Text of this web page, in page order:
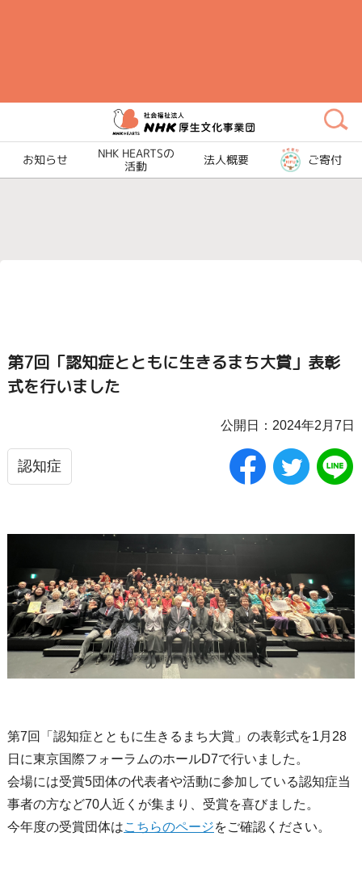
ン
お知らせ NHK HEARTSの
活動 法人概要 ご寄付
第7回「認知症とともに生きるまち大賞」表彰
式を行いました
公開日：2024年2月7日
認知症
第7回「認知症とともに生きるまち大賞」の表彰式を1月28
日に東京国際フォーラムのホールD7で行いました。
会場には受賞5団体の代表者や活動に参加している認知症当
事者の方など70人近くが集まり、受賞を喜びました。
今年度の受賞団体はこちらのページをご確認ください。